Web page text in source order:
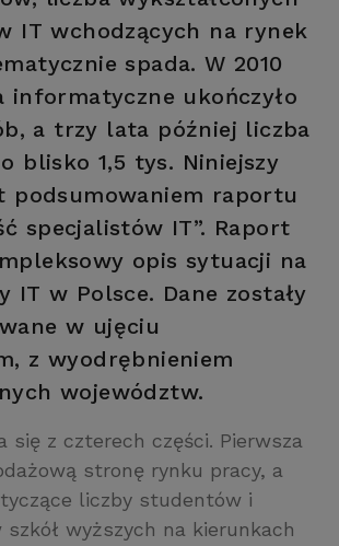
IT wchodzących na rynek
spada. W 2010
informatyczne ukończyło
a trzy lata później liczba
blisko 1,5 tys. Niniejszy
podsumowaniem raportu
specjalistów IT”. Raport
opis sytuacji na
IT w Polsce. Dane zostały
w ujęciu
z wyodrębnieniem
województw.
się z czterech części. Pierwsza
stronę rynku pracy, a
liczby studentów i
wyższych na kierunkach